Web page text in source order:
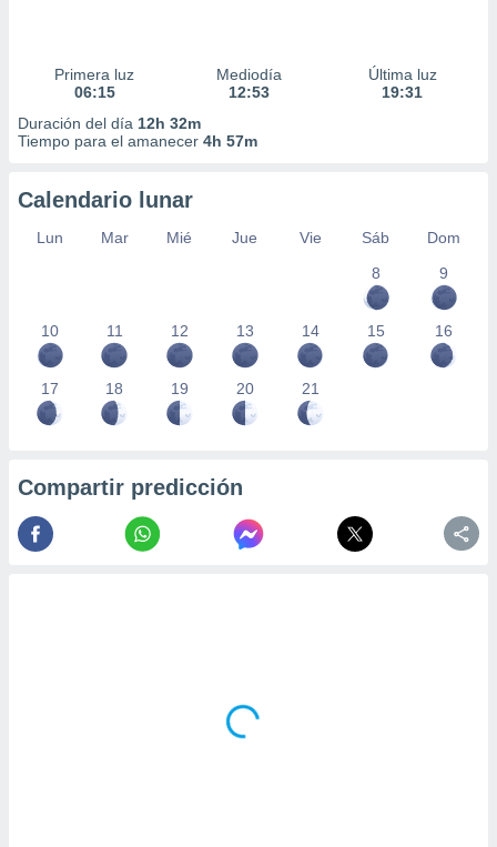
Primera luz
06:15
Mediodía
12:53
Última luz
19:31
Duración del día 12h 32m
Tiempo para el amanecer 4h 57m
Calendario lunar
Lun Mar Mié Jue Vie Sáb
Dom
8
9
10 11 12 13 14 15 16
17 18 19 20 21
Compartir predicción